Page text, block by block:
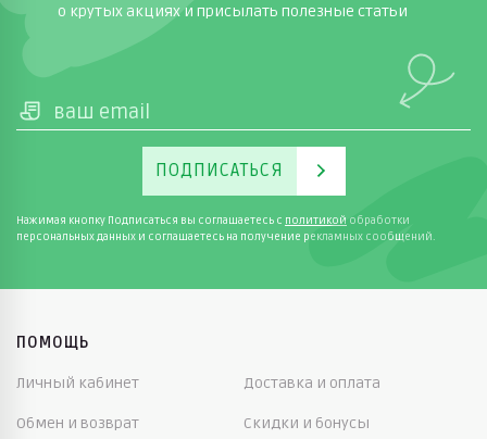
о крутых акциях и присылать полезные статьи
ПОДПИСАТЬСЯ
Нажимая кнопку Подписаться вы соглашаетесь с политикой обработки
персональных данных и соглашаетесь на получение рекламных сообщений.
ПОМОЩЬ
Личный кабинет Доставка и оплата
Обмен и возврат Скидки и бонусы